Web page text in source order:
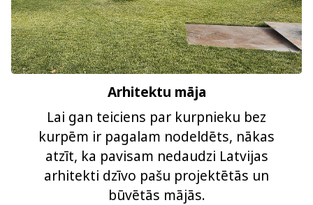
Arhitektu māja
Lai gan teiciens par kurpnieku bez
kurpēm ir pagalam nodeldēts, nākas
atzīt, ka pavisam nedaudzi Latvijas
arhitekti dzīvo pašu projektētās un
būvētās mājās.